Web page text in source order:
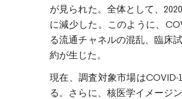
が見られた。全体として、
に減少した。このように、
る流通チャネルの混乱、臨床
約が生じた。
現在、調査対象市場は
る。さらに、核医学イメージ